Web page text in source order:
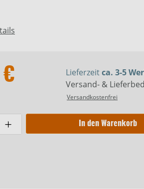
€ Lieferzeitca. 3-5
Versand- &
Versandkostenfrei
In den Warenkorb